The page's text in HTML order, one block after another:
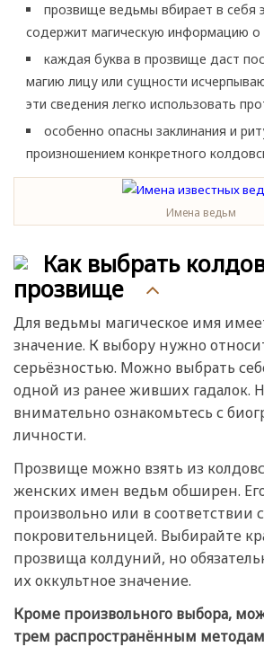
прозвище ведьмы вбирает в себя
содержит магическую информацию о
каждая буква в прозвище даст
магию лицу или сущности
эти сведения легко использовать
особенно опасны заклинания и
произношением конкретного
Имена ведьм
Как выбрать
прозвище
Для ведьмы магическое имя
значение. К выбору нужно
серьёзностью. Можно выбрать
одной из ранее живших гадалок.
внимательно ознакомьтесь с
личности.
Прозвище можно взять из
женских имен ведьм обширен.
произвольно или в соответствии
покровительницей. Выбирайте
прозвища колдуний, но
их оккультное значение.
Кроме произвольного выбора,
трем распространённым